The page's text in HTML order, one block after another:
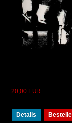
20,00 EUR
Details